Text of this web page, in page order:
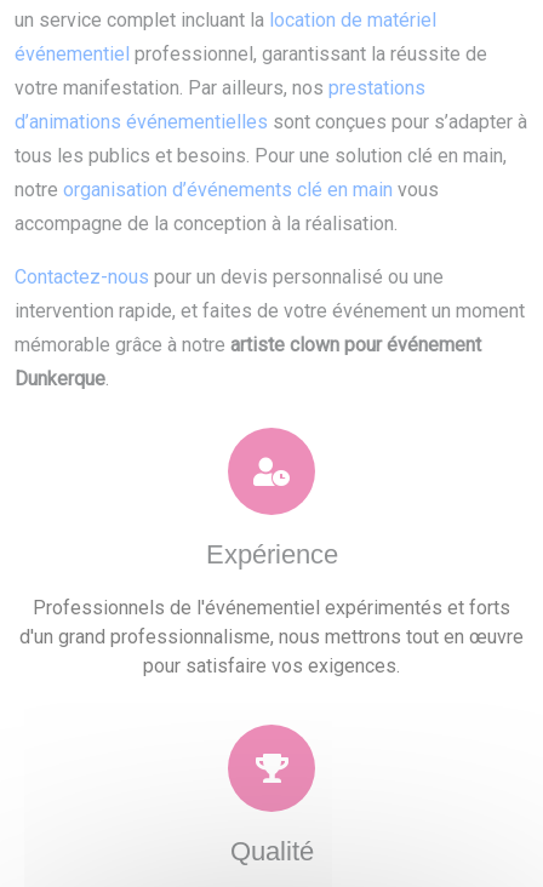
un service complet incluant la location de matériel
événementiel professionnel, garantissant la réussite de
votre manifestation. Par ailleurs, nos prestations
d’animations événementielles sont conçues pour s’adapter à
tous les publics et besoins. Pour une solution clé en main,
notre organisation d’événements clé en main vous
accompagne de la conception à la réalisation.
Contactez-nous pour un devis personnalisé ou une
intervention rapide, et faites de votre événement un moment
mémorable grâce à notre artiste clown pour événement
Dunkerque.
Expérience
Professionnels de l'événementiel expérimentés et forts
d'un grand professionnalisme, nous mettrons tout en œuvre
pour satisfaire vos exigences.
Qualité